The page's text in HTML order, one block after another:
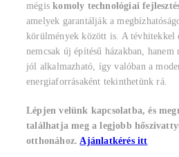
mégiskomoly technológiai
amelyek garantálják a
körülmények között is. A tévhitekkel
nemcsak új építésű házakban,
jól alkalmazható, így valóban a
energiaforrásaként tekinthetünk rá.
Lépjen velünk kapcsolatba, és
találhatja meg a legjobb
otthonához.Ajánlatkérés itt